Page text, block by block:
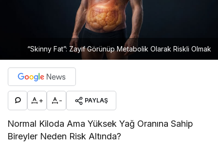
“Skinny Fat”: Zayıf Görünüp Metabolik Olarak Riskli Olmak
+ - PAYLAŞ
Normal Kiloda Ama Yüksek Yağ Oranına Sahip
Bireyler Neden Risk Altında?